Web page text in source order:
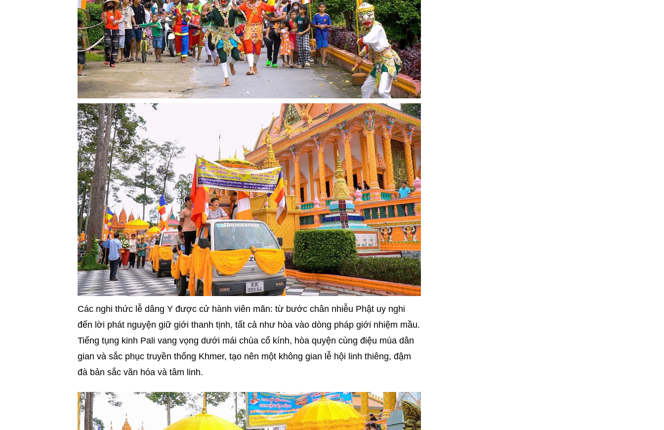
Các nghi thức lễ dâng Y được cử hành viên mãn: từ bước chân nhiễu Phật uy nghi
đến lời phát nguyện giữ giới thanh tịnh, tất cả như hòa vào dòng pháp giới nhiệm mầu.
Tiếng tụng kinh Pali vang vọng dưới mái chùa cổ kính, hòa quyện cùng điệu múa dân
gian và sắc phục truyền thống Khmer, tạo nên một không gian lễ hội linh thiêng, đậm
đà bản sắc văn hóa và tâm linh.